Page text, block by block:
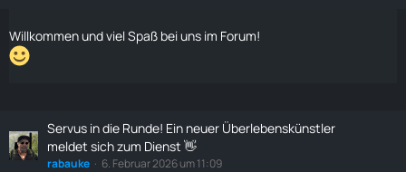
Willkommen und viel Spaß bei uns im Forum!
Servus in die Runde! Ein neuer Überlebenskünstler
meldet sich zum Dienst 👋
rabauke 6. Februar 2026 um 11:09